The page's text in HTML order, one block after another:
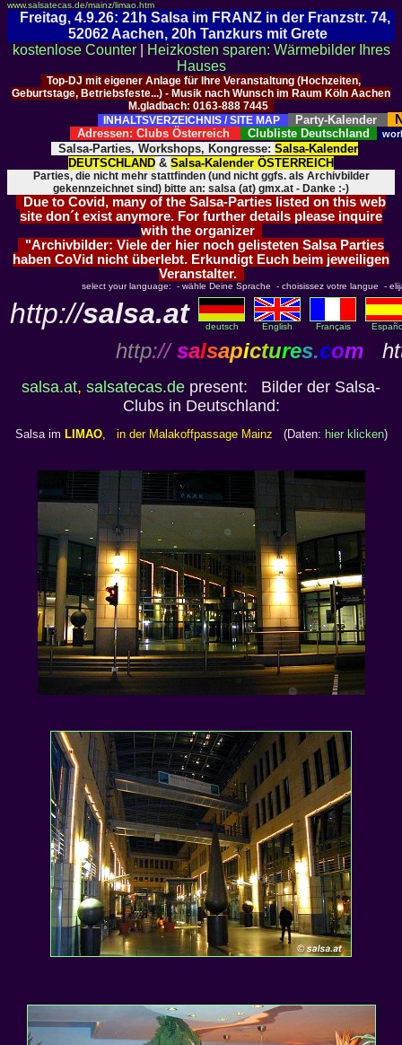
www.salsatecas.de/mainz/limao.htm
Freitag, 4.9.26: 21h Salsa im FRANZ in der Franzstr. 74,
52062 Aachen, 20h Tanzkurs mit Grete
kostenlose Counter|
Heizkosten sparen: Wärmebilder Ihres
Hauses
Top-DJ mit eigener Anlage für Ihre Veranstaltung (Hochzeiten,
Geburtstage, Betriebsfeste...) - Musik nach Wunsch im Raum Köln Aachen
M.gladbach: 0163-888 7445
INHALTSVERZEICHNIS / SITE MAP
Party-Kalender
Adressen: Clubs Österreich Clubliste Deutschland
Salsa-Parties, Workshops, Kongresse: Salsa-Kalender
DEUTSCHLAND & Salsa-Kalender ÖSTERREICH
Parties, die nicht mehr stattfinden (und nicht ggfs. als Archivbilder
gekennzeichnet sind) bitte an: salsa (at) gmx.at - Danke :-)
Due to Covid, many of the Salsa-Parties listed on this web
site don´t exist anymore. For further details please inquire
with the organizer
"Archivbilder: Viele der hier noch gelisteten Salsa Parties
haben CoVid nicht überlebt. Erkundigt Euch beim jeweiligen
Veranstalter.
select your language: - wähle Deine Sprache - choisissez votre langue -
http://salsa.at deutsch English Français
http:// salsapictures.com
salsa.at, salsatecas.de present: Bilder der Salsa-
Clubs in Deutschland:
Salsa im LIMAO, in der Malakoffpassage Mainz (Daten: hier klicken)